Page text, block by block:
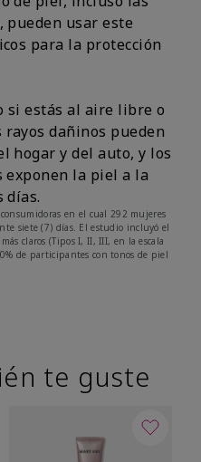
usar este
para la protección
si estás al aire libre o
dañinos pueden
hogar y del auto, y los
la piel a la
días.
en el cual 292 mujeres
siete (7) días. El estudio incluyó el
claros (Tipos I, II, III, en la escala
de participantes con tonos de piel
te guste